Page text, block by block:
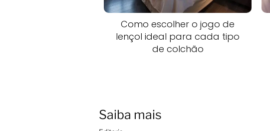
Como escolher o jogo de
lençol ideal para cada tipo
de colchão
Saiba mais